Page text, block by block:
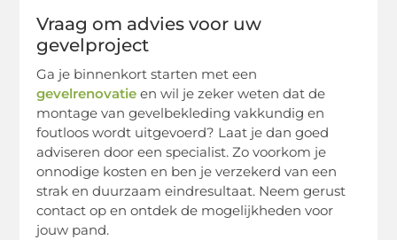
Vraag om advies voor uw
gevelproject
Ga je binnenkort starten met een
gevelrenovatie en wil je zeker weten dat de
montage van gevelbekleding vakkundig en
foutloos wordt uitgevoerd? Laat je dan goed
adviseren door een specialist. Zo voorkom je
onnodige kosten en ben je verzekerd van een
strak en duurzaam eindresultaat. Neem gerust
contact op en ontdek de mogelijkheden voor
jouw pand.